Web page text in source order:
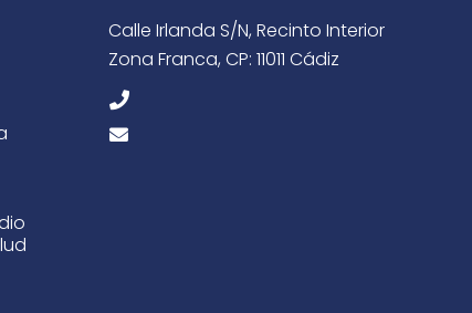
Calle Irlanda S/N, Recinto Interior
Zona Franca, CP: 11011 Cádiz